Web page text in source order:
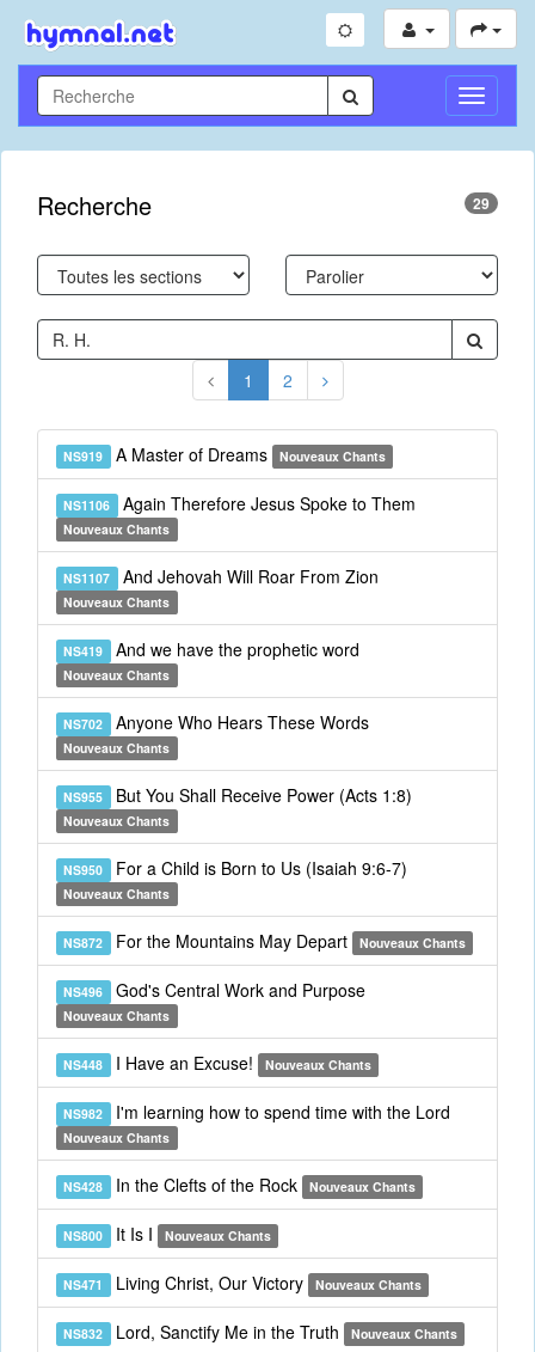
Toggle
Recherche 29
1 2
NS919 A Master of Dreams Nouveaux Chants
NS1106 Again Therefore Jesus Spoke to Them
Nouveaux Chants
NS1107 And Jehovah Will Roar From Zion
Nouveaux Chants
NS419 And we have the prophetic word
Nouveaux Chants
NS702 Anyone Who Hears These Words
Nouveaux Chants
NS955 But You Shall Receive Power (Acts 1:8)
Nouveaux Chants
NS950 For a Child is Born to Us (Isaiah 9:6-7)
Nouveaux Chants
NS872 For the Mountains May Depart Nouveaux Chants
NS496 God's Central Work and Purpose
Nouveaux Chants
NS448 I Have an Excuse! Nouveaux Chants
NS982 I'm learning how to spend time with the Lord
Nouveaux Chants
NS428 In the Clefts of the Rock Nouveaux Chants
NS800 It Is I Nouveaux Chants
NS471 Living Christ, Our Victory Nouveaux Chants
NS832 Lord, Sanctify Me in the Truth Nouveaux Chants